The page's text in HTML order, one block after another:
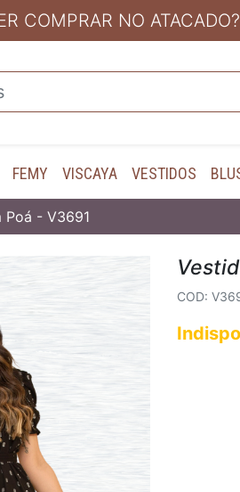
COMPRAR NO
FEMY VISCAYA VESTIDOS
- V3691
COD: